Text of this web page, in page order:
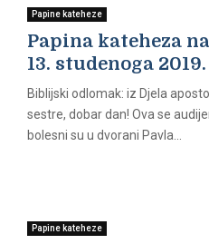
A
R
Y
Papine kateheze
Papina kateheza
13. studenoga 2019.
Biblijski odlomak: iz Djela
sestre, dobar dan! Ova se
bolesni su u dvorani Pavla...
Papine kateheze